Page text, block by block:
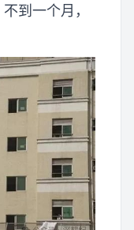
到一个月，